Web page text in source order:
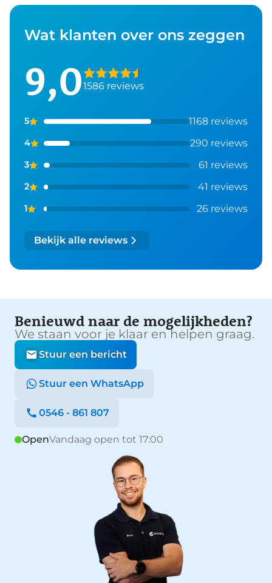
Wat klanten over ons zeggen
9,01586 reviews
5 1168 reviews
4 290 reviews
3 61 reviews
2 41 reviews
1 26 reviews
Bekijk alle reviews
Benieuwd naar de mogelijkheden?
We staan voor je klaar en helpen graag.
Stuur een bericht
Stuur een WhatsApp
0546 - 861 807
OpenVandaag open tot 17:00